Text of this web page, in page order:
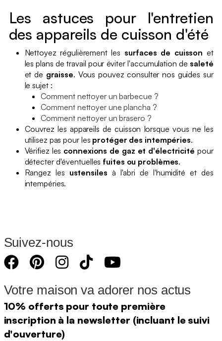
Les astuces pour l'entretien
des appareils de cuisson d'été
Nettoyez régulièrement les surfaces de cuisson et
les plans de travail pour éviter l'accumulation de saleté
et de graisse. Vous pouvez consulter nos guides sur
le sujet :
Comment nettoyer un barbecue ?
Comment nettoyer une plancha ?
Comment nettoyer un brasero ?
Couvrez les appareils de cuisson lorsque vous ne les
utilisez pas pour les protéger des intempéries.
Vérifiez les connexions de gaz et d'électricité pour
détecter d'éventuelles fuites ou problèmes.
Rangez les ustensiles à l'abri de l'humidité et des
intempéries.
Suivez-nous
Votre maison va adorer nos actus
10% offerts pour toute première
inscription à la newsletter (incluant le suivi
d'ouverture)